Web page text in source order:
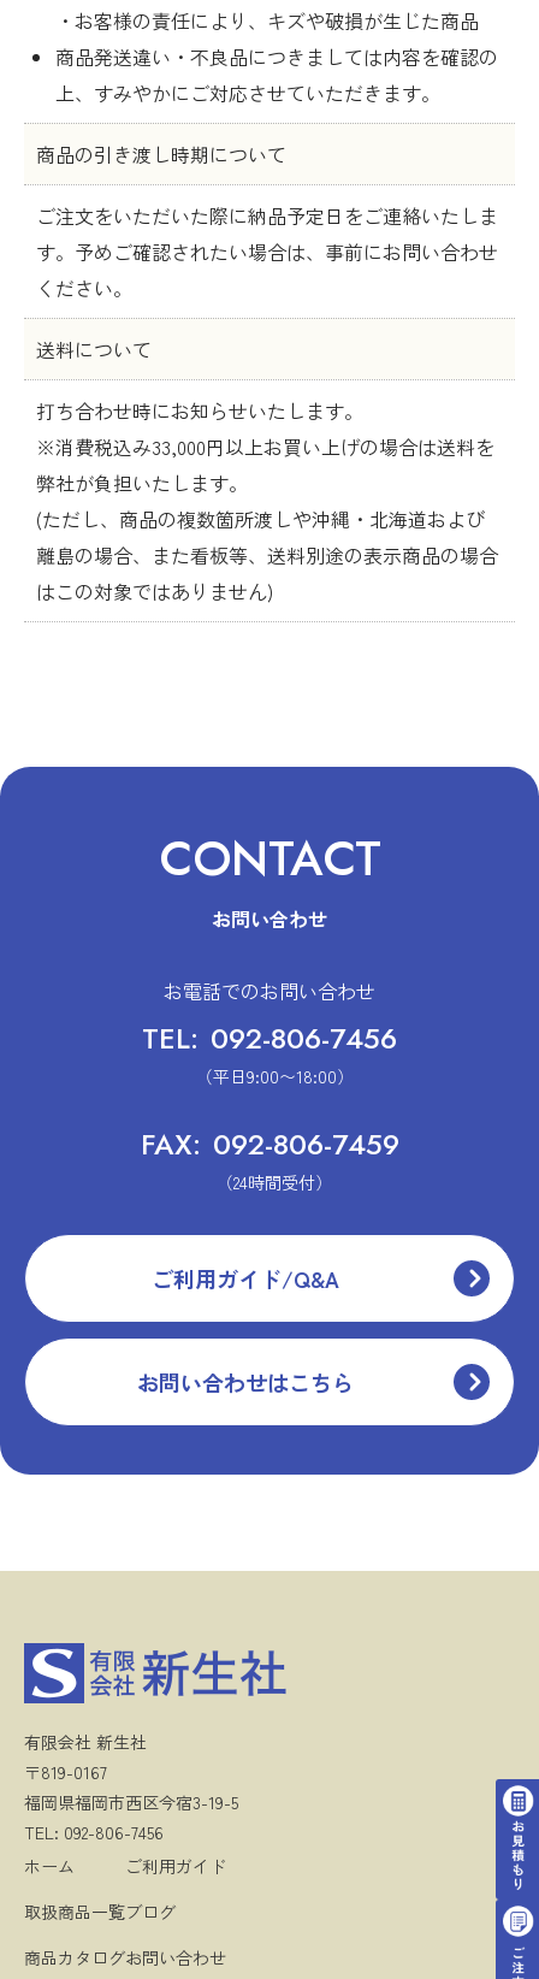
・お客様の責任により、キズや破損が生じた商品
商品発送違い・不良品につきましては内容を確認の
上、すみやかにご対応させていただきます。
商品の引き渡し時期について
ご注文をいただいた際に納品予定日をご連絡いたしま
す。予めご確認されたい場合は、事前にお問い合わせ
ください。
送料について
打ち合わせ時にお知らせいたします。
※消費税込み33,000円以上お買い上げの場合は送料を
弊社が負担いたします。
(ただし、商品の複数箇所渡しや沖縄・北海道および
離島の場合、また看板等、送料別途の表示商品の場合
はこの対象ではありません)
CONTACT
お問い合わせ
お電話でのお問い合わせ
TEL: 092-806-7456
（平日9:00〜18:00）
FAX: 092-806-7459
（24時間受付）
ご利用ガイド/Q&A
お問い合わせはこちら
有限会社 新生社
〒819-0167
福岡県福岡市西区今宿3-19-5
TEL: 092-806-7456
ホーム
取扱商品一覧
商品カタログ
ご利用ガイド
ブログ
お問い合わせ